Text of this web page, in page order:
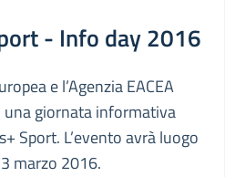
- Info day 2016
e l’Agenzia EACEA
giornata informativa
Sport. L’evento avrà luogo
marzo 2016.